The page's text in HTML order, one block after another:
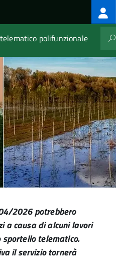
polifunzionale
2026 potrebbero
a causa di alcuni lavori
telematico.
il servizio tornerà